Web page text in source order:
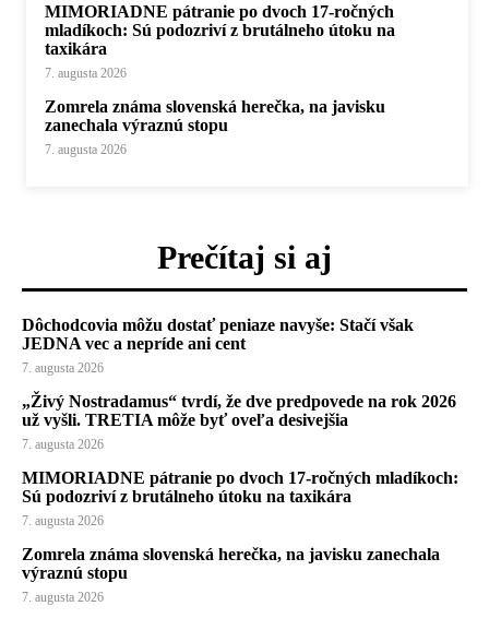
MIMORIADNE pátranie po dvoch 17-ročných
mladíkoch: Sú podozriví z brutálneho útoku na
taxikára
7. augusta 2026
Zomrela známa slovenská herečka, na javisku
zanechala výraznú stopu
7. augusta 2026
Prečítaj si aj
Dôchodcovia môžu dostať peniaze navyše: Stačí však
JEDNA vec a nepríde ani cent
7. augusta 2026
„Živý Nostradamus“ tvrdí, že dve predpovede na rok 2026
už vyšli. TRETIA môže byť oveľa desivejšia
7. augusta 2026
MIMORIADNE pátranie po dvoch 17-ročných mladíkoch:
Sú podozriví z brutálneho útoku na taxikára
7. augusta 2026
Zomrela známa slovenská herečka, na javisku zanechala
výraznú stopu
7. augusta 2026